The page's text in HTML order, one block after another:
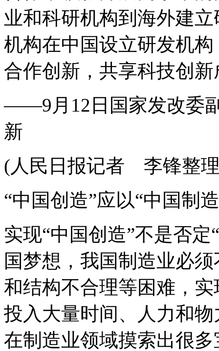
业和科研机构到海外建
机构在中国设立研发机
合作创新，共享科技创新
——9月12日国家发改委
新
(人民日报记者 李锋整
“中国创造”应以“中国制
实现“中国创造”不是否
国梦想，我国制造业必
和结构不合理等困难，
投入大量时间、人力和
在制造业领域摸索出很